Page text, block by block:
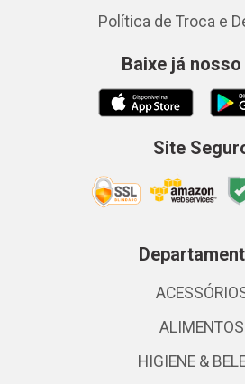
Política de Troca e
Baixe já nosso
Site
ALIMENTOS
HIGIENE &